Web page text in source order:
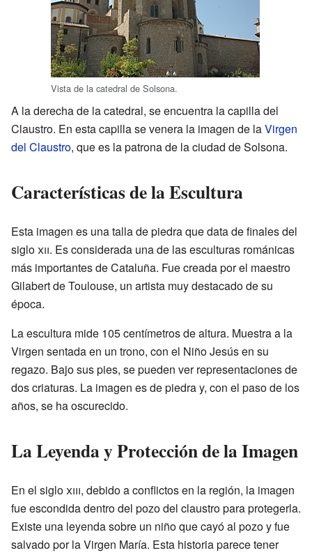
Vista de la catedral de Solsona.
A la derecha de la catedral, se encuentra la capilla del
Claustro. En esta capilla se venera la imagen de laVirgen
del Claustro, que es la patrona de la ciudad de Solsona.
Características de la Escultura
Esta imagen es una talla de piedra que data de finales del
sigloxii. Es considerada una de las esculturas románicas
más importantes de Cataluña. Fue creada por el maestro
Gilabert de Toulouse, un artista muy destacado de su
época.
La escultura mide 105 centímetros de altura. Muestra a la
Virgen sentada en un trono, con el Niño Jesús en su
regazo. Bajo sus pies, se pueden ver representaciones de
dos criaturas. La imagen es de piedra y, con el paso de los
años, se ha oscurecido.
La Leyenda y Protección de la Imagen
En el sigloxiii, debido a conflictos en la región, la imagen
fue escondida dentro del pozo del claustro para protegerla.
Existe una leyenda sobre un niño que cayó al pozo y fue
salvado por la Virgen María. Esta historia parece tener